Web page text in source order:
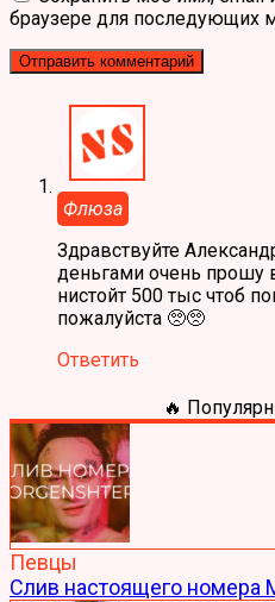
браузере для последующих
Флюза
Здравствуйте
деньгами очень прошу
нистойт 500 тыс чтоб
пожалуйста 🥺🥺
Ответить
🔥
Певцы
Слив настоящего номера